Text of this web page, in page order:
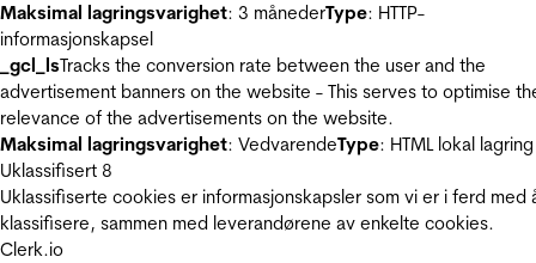
Maksimal lagringsvarighet: 3 månederType: HTTP-
informasjonskapsel
_gcl_lsTracks the conversion rate between the user and the
advertisement banners on the website - This serves to optimise
relevance of the advertisements on the website.
Maksimal lagringsvarighet: VedvarendeType: HTML lokal lagring
Uklassifisert 8
Uklassifiserte cookies er informasjonskapsler som vi er i ferd med
klassifisere, sammen med leverandørene av enkelte cookies.
Clerk.io